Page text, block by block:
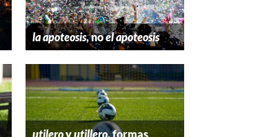
la apoteosis, noel apoteosis
utileroyutillero, formas